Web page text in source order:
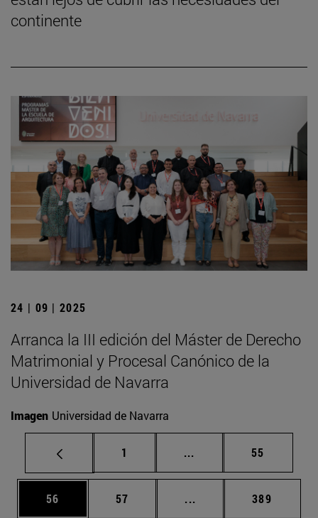
continente
24 | 09 | 2025
Arranca la III edición del Máster de Derecho
Matrimonial y Procesal Canónico de la
Universidad de Navarra
Imagen Universidad de Navarra
Página
1 ... Páginas intermedias
Página
55
Página
56 Página
57 ... Páginas intermedias
Página
389